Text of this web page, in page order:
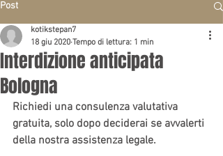
Post
Interdizione anticipata
Bologna
kotikstepan7
18 giu 2020 Tempo di lettura: 1 min
Richiedi una consulenza valutativa
gratuita, solo dopo deciderai se avvalerti
della nostra assistenza legale.